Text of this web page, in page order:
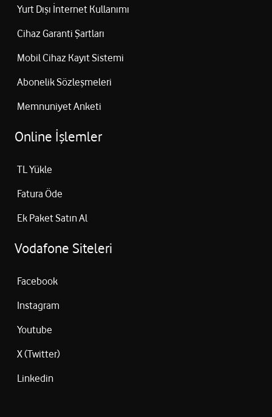
Yurt Dışı İnternet Kullanımı
Cihaz Garanti Şartları
Mobil Cihaz Kayıt Sistemi
Abonelik Sözleşmeleri
Memnuniyet Anketi
Online İşlemler
TL Yükle
Fatura Öde
Ek Paket Satın Al
Vodafone Siteleri
Facebook
Instagram
Youtube
X (Twitter)
Linkedin